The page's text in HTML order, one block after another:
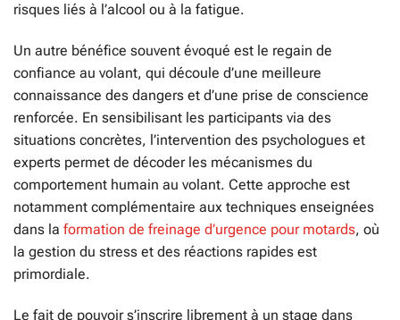
risques liés à l’alcool ou à la fatigue.
Un autre bénéfice souvent évoqué est le regain de
confiance au volant, qui découle d’une meilleure
connaissance des dangers et d’une prise de conscience
renforcée. En sensibilisant les participants via des
situations concrètes, l’intervention des psychologues et
experts permet de décoder les mécanismes du
comportement humain au volant. Cette approche est
notamment complémentaire aux techniques enseignées
dans la formation de freinage d’urgence pour motards, où
la gestion du stress et des réactions rapides est
primordiale.
Le fait de pouvoir s’inscrire librement à un stage dans